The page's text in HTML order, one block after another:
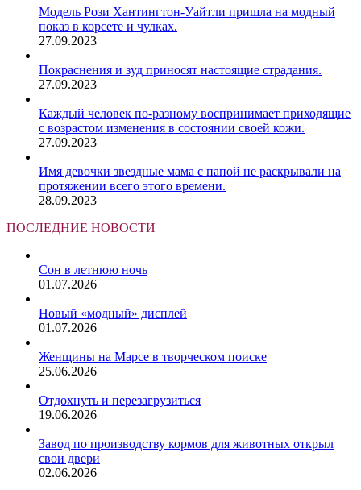
Модель Рози Хантингтон-Уайтли пришла на модный
показ в корсете и чулках.
27.09.2023
Покраснения и зуд приносят настоящие страдания.
27.09.2023
Каждый человек по-разному воспринимает приходящие
с возрастом изменения в состоянии своей кожи.
27.09.2023
Имя девочки звездные мама с папой не раскрывали на
протяжении всего этого времени.
28.09.2023
ПОСЛЕДНИЕ НОВОСТИ
Сон в летнюю ночь
01.07.2026
Новый «модный» дисплей
01.07.2026
Женщины на Марсе в творческом поиске
25.06.2026
Отдохнуть и перезагрузиться
19.06.2026
Завод по производству кормов для животных открыл
свои двери
02.06.2026